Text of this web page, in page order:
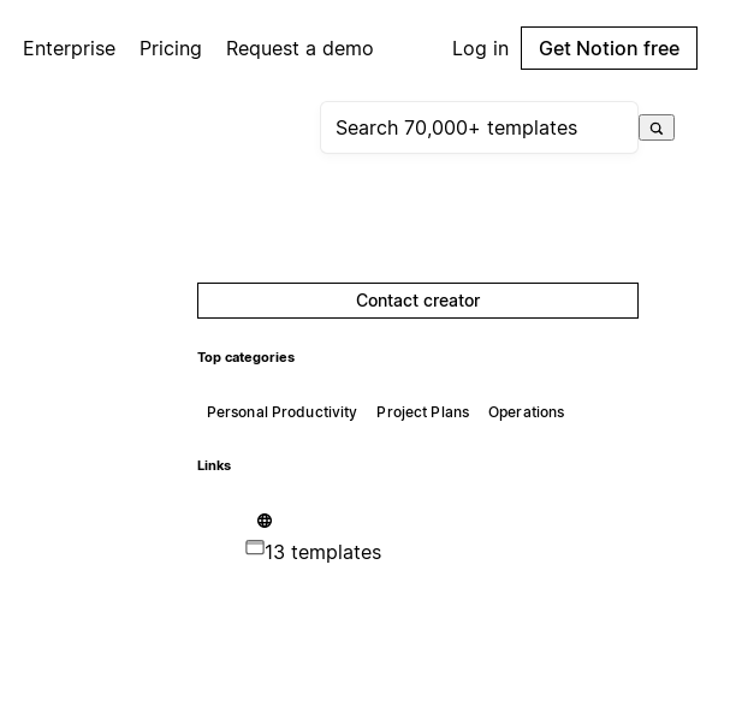
Enterprise Pricing Request a demo Log in Get Notion free
Contact creator
Top categories
Personal Productivity Project Plans Operations
Links
13 templates